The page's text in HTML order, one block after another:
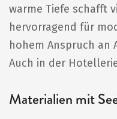
warme Tiefe schafft
hervorragend für
hohem Anspruch
Auch in der
Materialien mit